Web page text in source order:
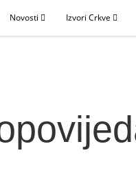
Novosti Izvori Crkve